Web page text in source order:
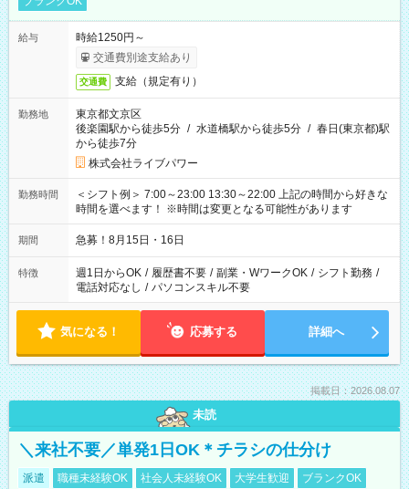
給与
時給1250円～
交通費別途支給あり
交通費 支給（規定有り）
勤務地
東京都文京区
後楽園駅から徒歩5分 / 水道橋駅から徒歩5分 / 春日(東京都)駅
から徒歩7分
株式会社ライブパワー
勤務時間
＜シフト例＞ 7:00～23:00 13:30～22:00 上記の時間から好きな
時間を選べます！ ※時間は変更となる可能性があります
期間 急募！8月15日・16日
特徴 週1日からOK / 履歴書不要 / 副業・WワークOK / シフト勤務 /
電話対応なし / パソコンスキル不要
気になる！ 応募する 詳細へ
掲載日：2026.08.07
未読
＼来社不要／単発1日OK＊チラシの仕分け
派遣 職種未経験OK 社会人未経験OK 大学生歓迎
ブランクOK